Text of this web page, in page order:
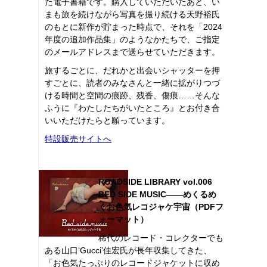
まも旅を続けながら写真を撮り続ける天野裕氏
のもとに新作が貯まった時点で、それを「2024
年度の追加作品集」のようなかたちで、ご指定
のメールアドレスまで送らせていただきます。
旅するごとに、だれかと出会いシャッターを押
すごとに、読者のみなさんと一緒に拡がりつづ
ける時間と空間の痕跡、残香、傷痕……そんな
ふうに『わたしたちがいたところ』とお付き合
いいただけたらと願っています。
特設販売サイトへ
ROADSIDE LIBRARY vol.006
BED SIDE MUSIC――めくるめ
くお色気レコジャケ宇宙（PDFフ
ォーマット）
稀代のレコード・コレクターでも
ある山口‘Gucci’佳宏氏が長年収集してきた、
「お色気たっぷりのレコードジャケットに収め